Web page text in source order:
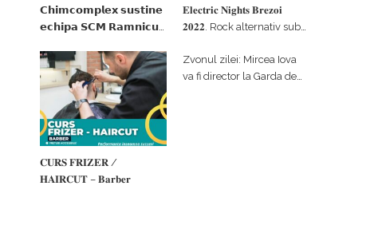
𝗖𝗵𝗶𝗺𝗰𝗼𝗺𝗽𝗹𝗲𝘅 𝘀𝘂𝘀𝘁𝗶𝗻𝗲
𝗲𝗰𝗵𝗶𝗽𝗮 𝗦𝗖𝗠 𝗥𝗮𝗺𝗻𝗶𝗰𝘂
𝗽𝗮𝗿𝘁𝗲𝗻𝗲𝗿 𝗳𝗶𝗻𝗮𝗻𝘁𝗮𝘁𝗼𝗿
𝐄𝐥𝐞𝐜𝐭𝐫𝐢𝐜 𝐍𝐢𝐠𝐡𝐭𝐬 𝐁𝐫𝐞𝐳𝐨𝐢
𝟐𝟎𝟐𝟐. Rock alternativ sub
#𝐁𝐫𝐞𝐳𝐨𝐢𝐮𝐥𝐋𝐮𝐦𝐢𝐢
𝐂𝐔𝐑𝐒 𝐅𝐑𝐈𝐙𝐄𝐑 /
𝐇𝐀𝐈𝐑𝐂𝐔𝐓 – 𝐁𝐚𝐫𝐛𝐞𝐫
Zvonul zilei: Mircea Iova
va fi director la Garda de